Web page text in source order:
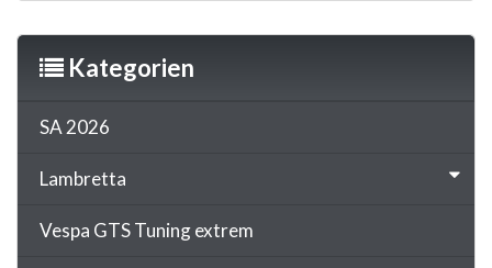
Kategorien
SA 2026
Lambretta
Vespa GTS Tuning extrem